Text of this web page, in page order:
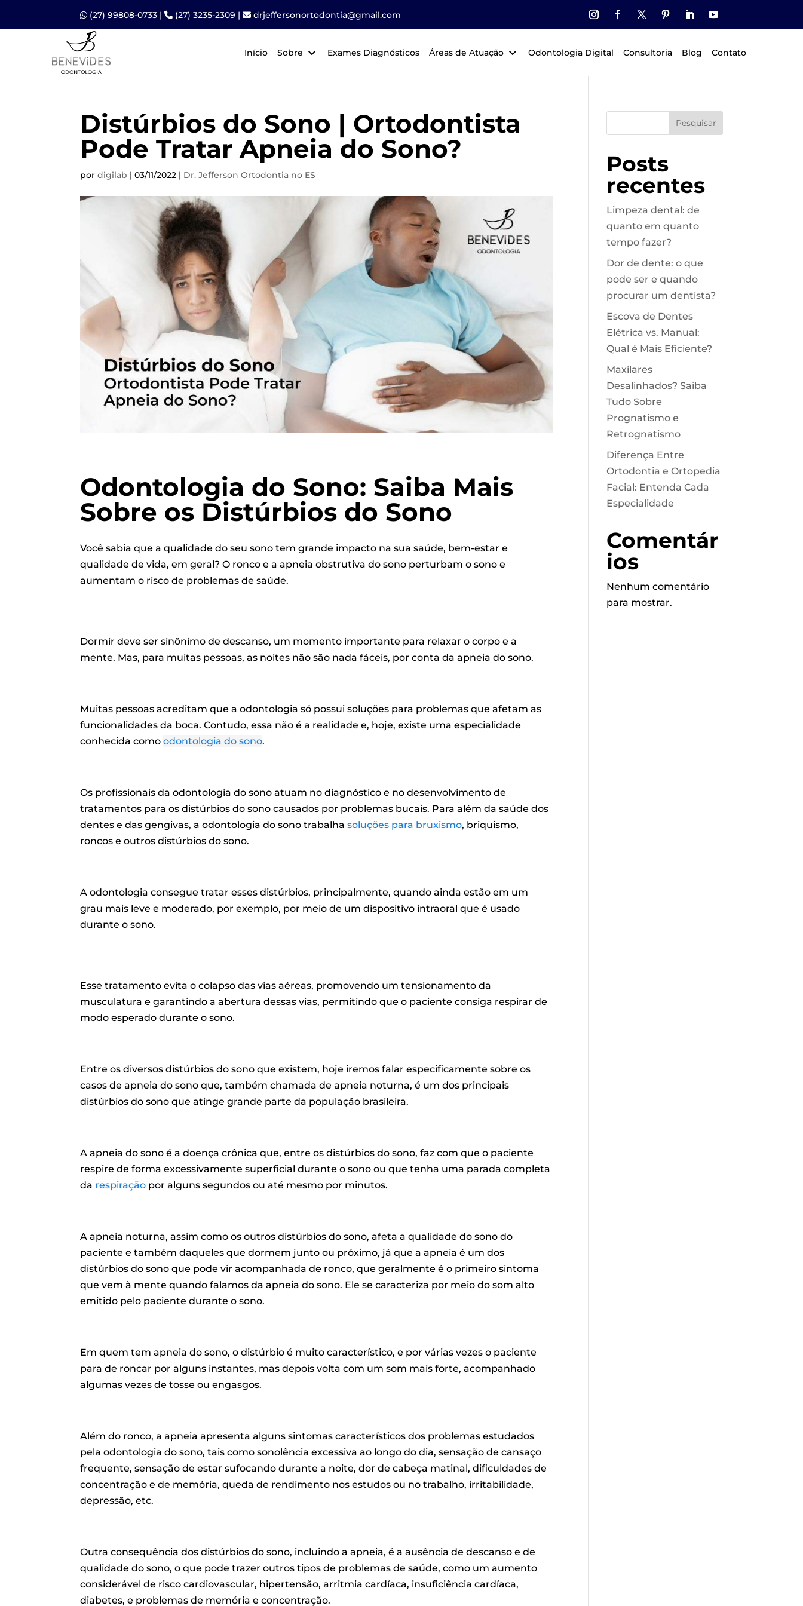
(27) 99808-0733 | (27) 3235-2309 | drjeffersonortodontia@gmail.com
Início Sobre Exames Diagnósticos Áreas de Atuação Odontologia Digital Consultoria Blog Contato
Distúrbios do Sono | Ortodontista
Pode Tratar Apneia do Sono?
pordigilab |03/11/2022 | Dr. Jefferson Ortodontia no ES
Odontologia do Sono: Saiba Mais
Sobre os Distúrbios do Sono
Você sabia que a qualidade do seu sono tem grande impacto na sua saúde, bem-estar e
qualidade de vida, em geral? O ronco e a apneia obstrutiva do sono perturbam o sono e
aumentam o risco de problemas de saúde.
Dormir deve ser sinônimo de descanso, um momento importante para relaxar o corpo e a
mente. Mas, para muitas pessoas, as noites não são nada fáceis, por conta da apneia do sono.
Muitas pessoas acreditam que a odontologia só possui soluções para problemas que afetam as
funcionalidades da boca. Contudo, essa não é a realidade e, hoje, existe uma especialidade
conhecida comoodontologia do sono.
Os profissionais da odontologia do sono atuam no diagnóstico e no desenvolvimento de
tratamentos para os distúrbios do sono causados por problemas bucais. Para além da saúde dos
dentes e das gengivas, a odontologia do sono trabalhasoluções para bruxismo, briquismo,
roncos e outros distúrbios do sono.
A odontologia consegue tratar esses distúrbios, principalmente, quando ainda estão em um
grau mais leve e moderado, por exemplo, por meio de um dispositivo intraoral que é usado
durante o sono.
Esse tratamento evita o colapso das vias aéreas, promovendo um tensionamento da
musculatura e garantindo a abertura dessas vias, permitindo que o paciente consiga respirar de
modo esperado durante o sono.
Entre os diversos distúrbios do sono que existem, hoje iremos falar especificamente sobre os
casos de apneia do sono que, também chamada de apneia noturna, é um dos principais
distúrbios do sono que atinge grande parte da população brasileira.
A apneia do sono é a doença crônica que, entre os distúrbios do sono, faz com que o paciente
respire de forma excessivamente superficial durante o sono ou que tenha uma parada completa
da respiração por alguns segundos ou até mesmo por minutos.
A apneia noturna, assim como os outros distúrbios do sono, afeta a qualidade do sono do
paciente e também daqueles que dormem junto ou próximo, já que a apneia é um dos
distúrbios do sono que pode vir acompanhada de ronco, que geralmente é o primeiro sintoma
que vem à mente quando falamos da apneia do sono. Ele se caracteriza por meio do som alto
emitido pelo paciente durante o sono.
Em quem tem apneia do sono, o distúrbio é muito característico, e por várias vezes o paciente
para de roncar por alguns instantes, mas depois volta com um som mais forte, acompanhado
algumas vezes de tosse ou engasgos.
Além do ronco, a apneia apresenta alguns sintomas característicos dos problemas estudados
pela odontologia do sono, tais como sonolência excessiva ao longo do dia, sensação de cansaço
frequente, sensação de estar sufocando durante a noite, dor de cabeça matinal, dificuldades de
concentração e de memória, queda de rendimento nos estudos ou no trabalho, irritabilidade,
depressão, etc.
Outra consequência dos distúrbios do sono, incluindo a apneia, é a ausência de descanso e de
qualidade do sono, o que pode trazer outros tipos de problemas de saúde, como um aumento
considerável de risco cardiovascular, hipertensão, arritmia cardíaca, insuficiência cardíaca,
diabetes, e problemas de memória e concentração.
Pesquisar
Posts
recentes
Limpeza dental: de
quanto em quanto
tempo fazer?
Dor de dente: o que
pode ser e quando
procurar um dentista?
Escova de Dentes
Elétrica vs. Manual:
Qual é Mais Eficiente?
Maxilares
Desalinhados? Saiba
Tudo Sobre
Prognatismo e
Retrognatismo
Diferença Entre
Ortodontia e Ortopedia
Facial: Entenda Cada
Especialidade
Comentár
ios
Nenhum comentário
para mostrar.